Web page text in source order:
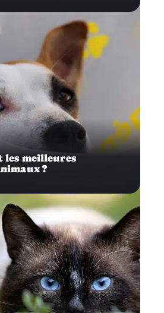
les meilleures
?